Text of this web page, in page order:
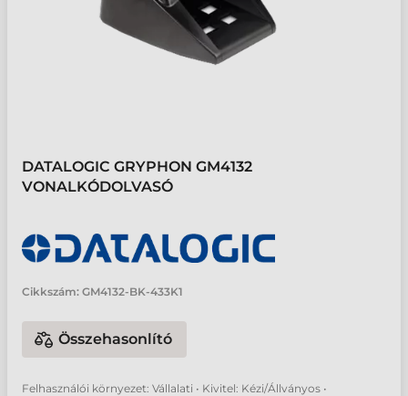
DATALOGIC GRYPHON GM4132
VONALKÓDOLVASÓ
Cikkszám: GM4132-BK-433K1
Összehasonlító
Felhasználói környezet: Vállalati • Kivitel: Kézi/Állványos •